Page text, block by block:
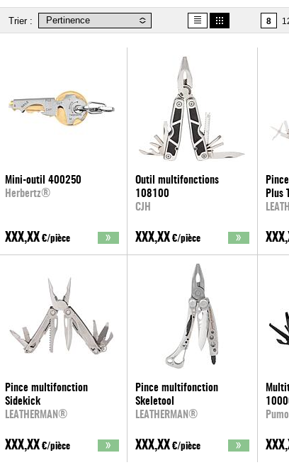
Trier : 8
Mini-outil 400250
Herbertz®
XXX,XX €/pièce
Outil multifonctions
108100
CJH
XXX,XX €/pièce
Plus
Pince multifonction
Sidekick
LEATHERMAN®
XXX,XX €/pièce
Pince multifonction
Skeletool
LEATHERMAN®
XXX,XX €/pièce